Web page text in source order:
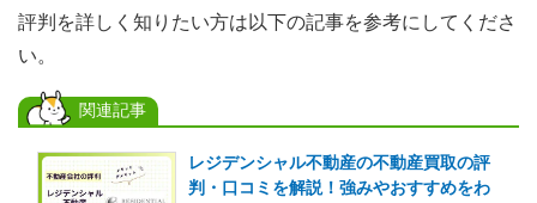
評判を詳しく知りたい方は以下の記事を参考にしてくださ
い。
関連記事
レジデンシャル不動産の不動産買取の評
判・口コミを解説！強みやおすすめをわ